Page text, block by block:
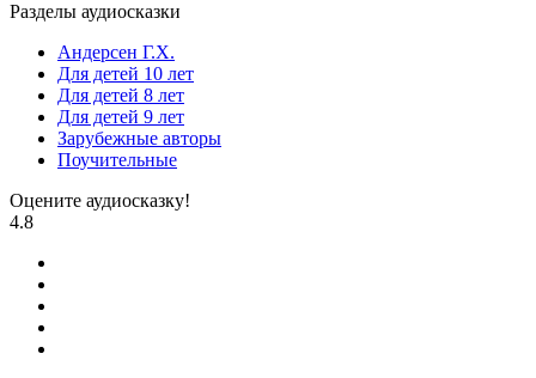
Разделы аудиосказки
Андерсен Г.Х.
Для детей 10 лет
Для детей 8 лет
Для детей 9 лет
Зарубежные авторы
Поучительные
Оцените аудиосказку!
4.8